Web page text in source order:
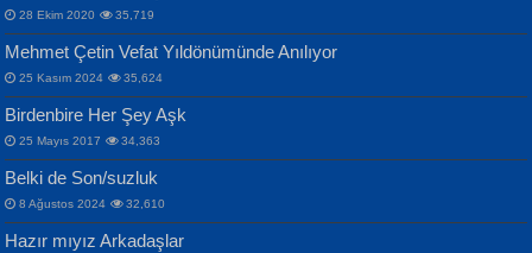
MAHMUT GÜRBÜZ
İbrahim Olmak ve Bitirebilmek...
Songül Özel
Mahzen...
NAZIM HİKMET RAN
Bir Cezaevinde, Tecritteki Adamın
Mektupları...
28 Ekim 2020 35,719
Mehmet Çetin Vefat Yıldönümünde Anılıyor
25 Kasım 2024 35,624
Birdenbire Her Şey Aşk
25 Mayıs 2017 34,363
Belki de Son/suzluk
8 Ağustos 2024 32,610
Hazır mıyız Arkadaşlar